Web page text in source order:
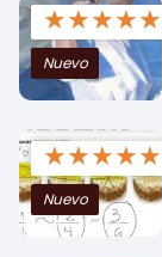
★★★★★
Nuevo
★★★★★
Nuevo